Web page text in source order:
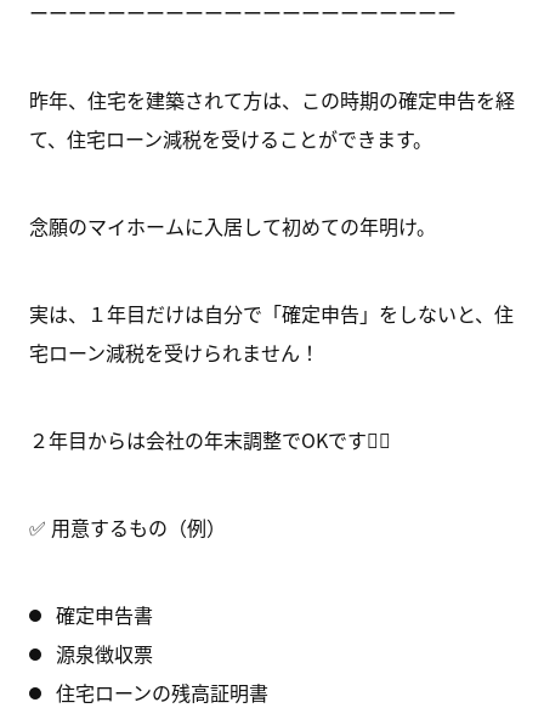
ーーーーーーーーーーーーーーーーーーーーーー
昨年、住宅を建築されて方は、この時期の確定申告を経
て、住宅ローン減税を受けることができます。
念願のマイホームに入居して初めての年明け。
実は、１年目だけは自分で「確定申告」をしないと、住
宅ローン減税を受けられません！
２年目からは会社の年末調整でOKです🙆‍♀️
✅ 用意するもの（例）
確定申告書
源泉徴収票
住宅ローンの残高証明書